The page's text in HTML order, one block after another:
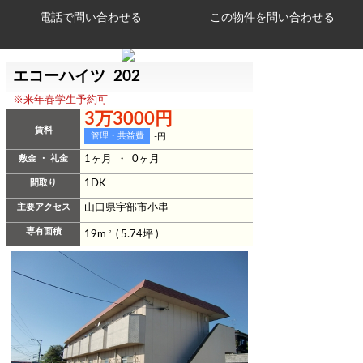
電話で問い合わせる
エコーハイツ 202
※来年春学生予約可
賃料
3万3000円
管理・共益費 -円
敷金 ・ 礼金 1ヶ月 ・ 0ヶ月
間取り 1DK
主要アクセス 山口県宇部市小串
専有面積 19m2 ( 5.74坪 )